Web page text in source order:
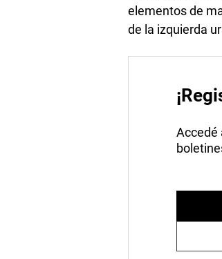
elementos de
de la izquierda
Accedé